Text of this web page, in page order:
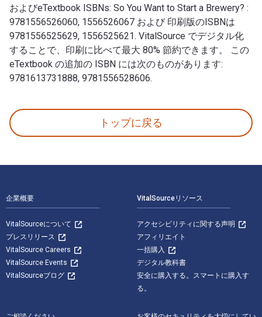
およびeTextbook ISBNs: So You Want to Start a Brewery? :
9781556526060, 1556526067 および 印刷版のISBNは
9781556525629, 1556525621. VitalSource でデジタル化
することで、印刷に比べて最大 80% 節約できます。 この
eTextbook の追加の ISBN には次のものがあります:
9781613731888, 9781556528606.
トップに戻る
企業概要
VitalSourceについて
プレスリリース
VitalSource Careers
VitalSource Events
VitalSourceブログ
VitalSourceリソース
アクセシビリティに関する声明
アフィリエイト
一括購入
デジタル教科書
安全に購入する。スマートに購入す
る。